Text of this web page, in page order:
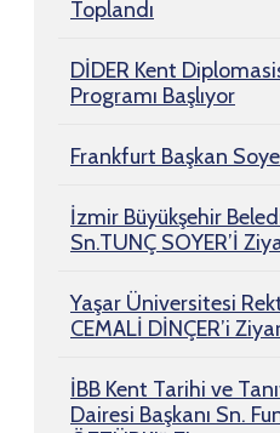
Toplandı
DİDER Kent
Programı Başlıyor
Frankfurt Başkan
İzmir Büyükşehir
Sn.TUNÇ SOYER’İ
Yaşar Üniversitesi
CEMALİ DİNÇER’i
İBB Kent Tarihi ve
Dairesi Başkanı Sn.